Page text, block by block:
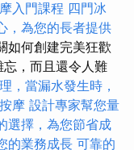
入門課程 四門冰
，為您的長者提供
如何創建完美狂歡
，而且還令人難
，當漏水發生時，
摩 設計專家幫您量
選擇，為您節省成
的業務成長 可靠的